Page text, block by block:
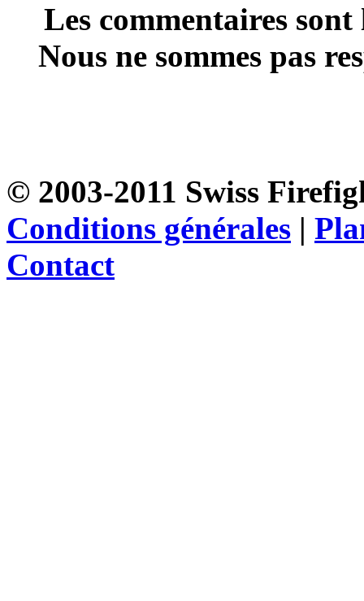
Les commentaires
Nous ne sommes pas
© 2003-2011 Swiss
Conditions générales |
Contact